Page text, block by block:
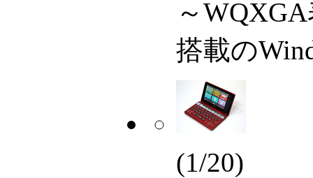
～
搭載の
(1/20)